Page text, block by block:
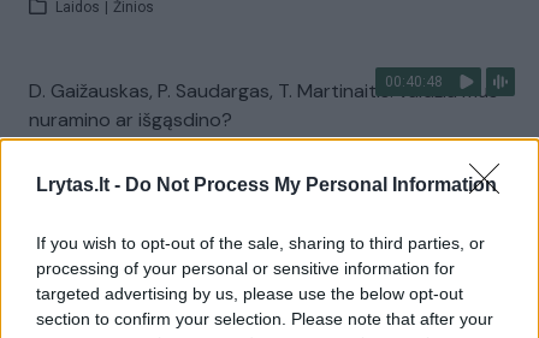
Lrytas.lt - Do Not Process My Personal Information
If you wish to opt-out of the sale, sharing to third parties, or
processing of your personal or sensitive information for
targeted advertising by us, please use the below opt-out
section to confirm your selection. Please note that after your
Laidos Žinios
00:40:48
D. Gaižauskas, P. Saudargas, T. Martinaitis: valdžia mus
nuramino ar išgąsdino?
Visi įrašai